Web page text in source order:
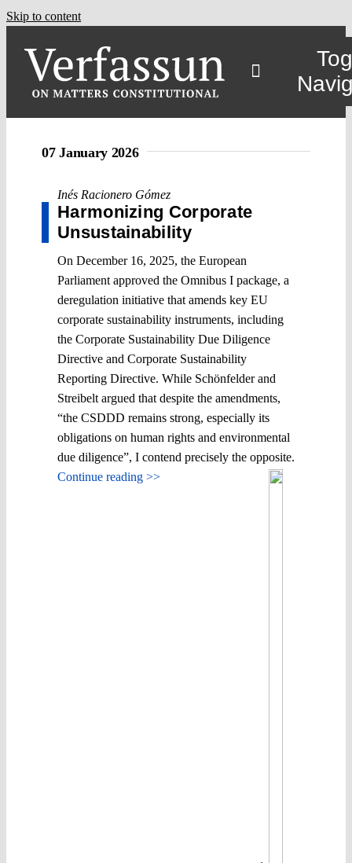
Skip to content
07 January 2026
Inés Racionero Gómez
Harmonizing Corporate
Unsustainability
On December 16, 2025, the European
Parliament approved the Omnibus I package, a
deregulation initiative that amends key EU
corporate sustainability instruments, including
the Corporate Sustainability Due Diligence
Directive and Corporate Sustainability
Reporting Directive. While Schönfelder and
Streibelt argued that despite the amendments,
“the CSDDD remains strong, especially its
obligations on human rights and environmental
due diligence”, I contend precisely the opposite.
Continue reading >>